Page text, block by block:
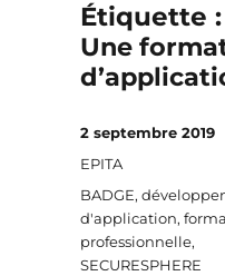
Étiquette :
Une
Publié
2 septembre 2019
Catégories
EPITA
Étiquettes
BADGE,
d'application,
professionnelle,
SECURESPHERE